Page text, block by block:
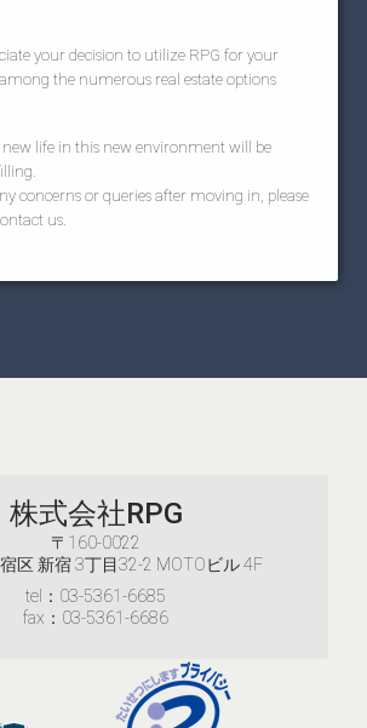
your decision to utilize RPG for your
the numerous real estate options
life in this new environment will be
concerns or queries after moving in, please
us.
株式会社RPG
〒160-0022
区 新宿 3丁目32-2 MOTOビル 4F
tel：03-5361-6685
fax：03-5361-6686